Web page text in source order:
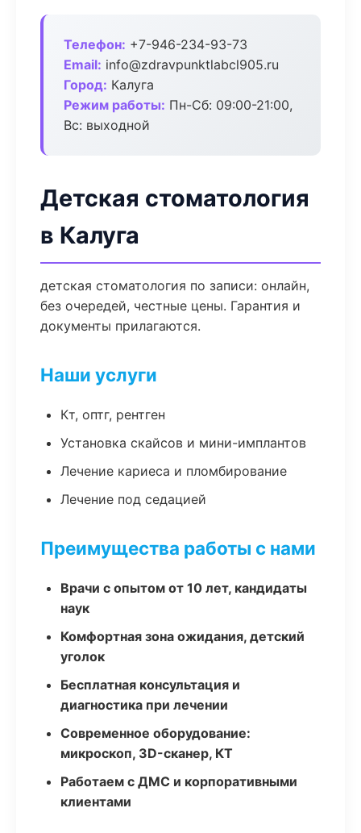
Телефон: +7-946-234-93-73
Email: info@zdravpunktlabcl905.ru
Город: Калуга
Режим работы: Пн-Сб: 09:00-21:00,
Вс: выходной
Детская стоматология
в Калуга
детская стоматология по записи: онлайн,
без очередей, честные цены. Гарантия и
документы прилагаются.
Наши услуги
Кт, оптг, рентген
Установка скайсов и мини-имплантов
Лечение кариеса и пломбирование
Лечение под седацией
Преимущества работы с нами
Врачи с опытом от 10 лет, кандидаты
наук
Комфортная зона ожидания, детский
уголок
Бесплатная консультация и
диагностика при лечении
Современное оборудование:
микроскоп, 3D-сканер, КТ
Работаем с ДМС и корпоративными
клиентами